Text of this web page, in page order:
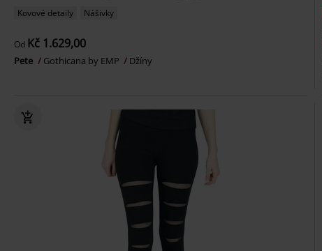
Kovové detaily Nášivky
Od Kč 1.629,00
Pete Gothicana by EMP Džíny